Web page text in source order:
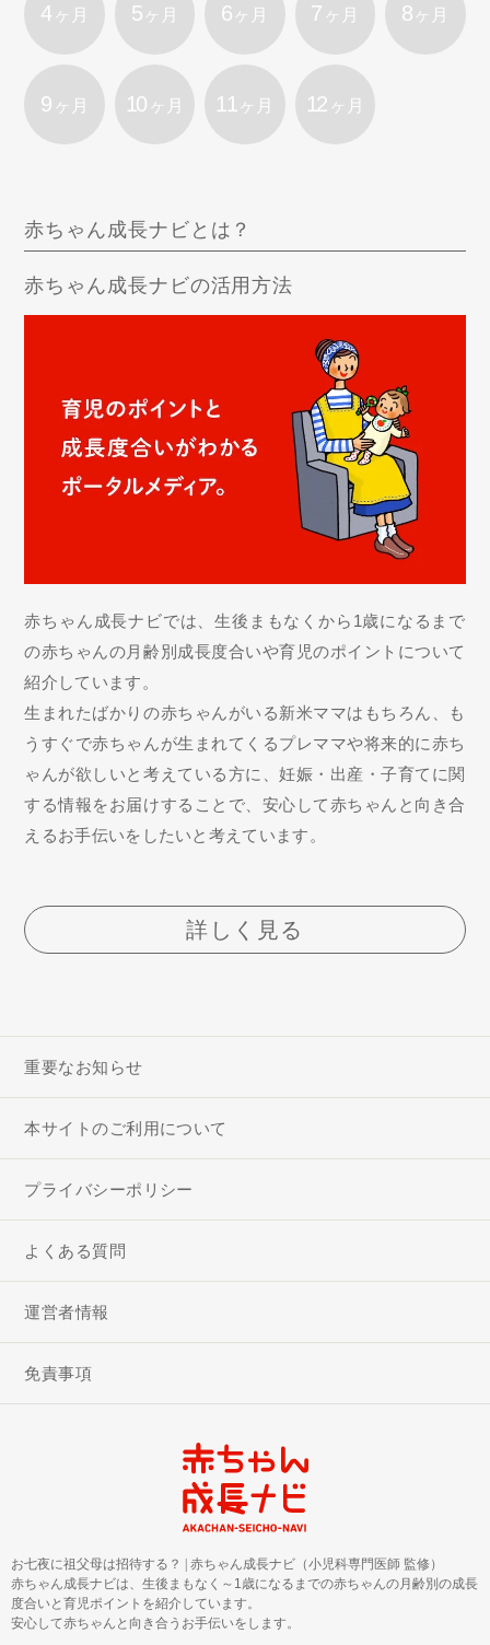
4 ヶ月 5 ヶ月 6 ヶ月 7 ヶ月 8 ヶ月
9 ヶ月 10 ヶ月 11 ヶ月 12 ヶ月
赤ちゃん成長ナビとは？
赤ちゃん成長ナビの活用方法
赤ちゃん成長ナビでは、生後まもなくから1歳になるまで
の赤ちゃんの月齢別成長度合いや育児のポイントについて
紹介しています。
生まれたばかりの赤ちゃんがいる新米ママはもちろん、も
うすぐで赤ちゃんが生まれてくるプレママや将来的に赤ち
ゃんが欲しいと考えている方に、妊娠・出産・子育てに関
する情報をお届けすることで、安心して赤ちゃんと向き合
えるお手伝いをしたいと考えています。
詳しく見る
重要なお知らせ
本サイトのご利用について
プライバシーポリシー
よくある質問
運営者情報
免責事項
お七夜に祖父母は招待する？ | 赤ちゃん成長ナビ（小児科専門医師 監修）
赤ちゃん成長ナビは、生後まもなく～1歳になるまでの赤ちゃんの月齢別の成長
度合いと育児ポイントを紹介しています。
安心して赤ちゃんと向き合うお手伝いをします。